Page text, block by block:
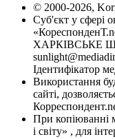
© 2000-2026,
Суб'єкт у сфері
ХАРКІВСЬКЕ
Ідентифікатор
Використання
сайті,
При копіюванні
і світу» , для